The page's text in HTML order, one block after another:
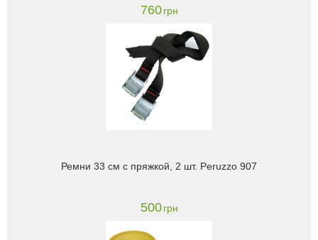
760 грн
Ремни 33 см с пряжкой, 2 шт. Peruzzo 907
500 грн